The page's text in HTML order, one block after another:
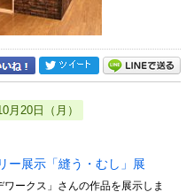
月20日（月）
ー展示「縫う・むし」展
ークス」さんの作品を展示しま